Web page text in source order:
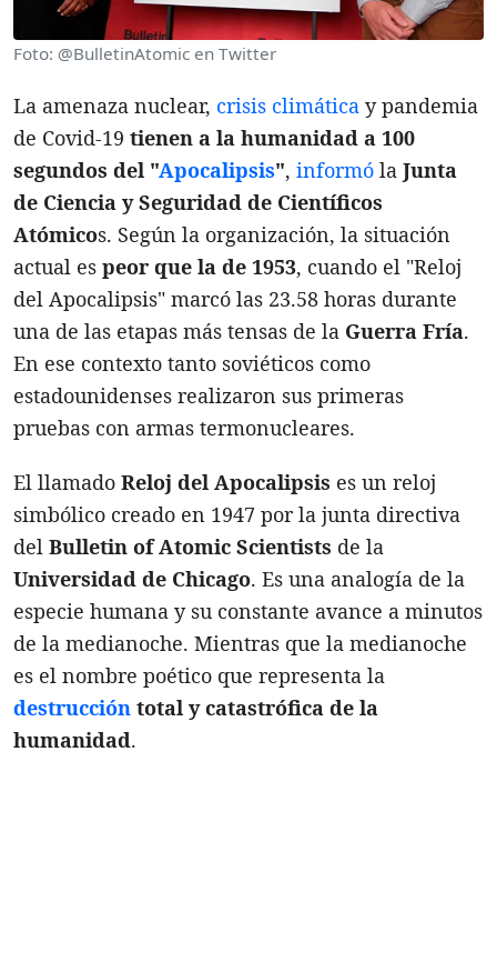
Foto: @BulletinAtomic en Twitter
La amenaza nuclear, crisis climática y pandemia
de Covid-19 tienen a la humanidad a 100
segundos del "Apocalipsis", informó la Junta
de Ciencia y Seguridad de Científicos
Atómicos. Según la organización, la situación
actual es peor que la de 1953, cuando el "Reloj
del Apocalipsis" marcó las 23.58 horas durante
una de las etapas más tensas de la Guerra Fría.
En ese contexto tanto soviéticos como
estadounidenses realizaron sus primeras
pruebas con armas termonucleares.
El llamado Reloj del Apocalipsis es un reloj
simbólico creado en 1947 por la junta directiva
del Bulletin of Atomic Scientists de la
Universidad de Chicago. Es una analogía de la
especie humana y su constante avance a minutos
de la medianoche. Mientras que la medianoche
es el nombre poético que representa la
destrucción total y catastrófica de la
humanidad.